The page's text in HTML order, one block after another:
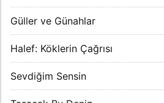
Güller ve Günahlar
Halef: Köklerin Çağrısı
Sevdiğim Sensin